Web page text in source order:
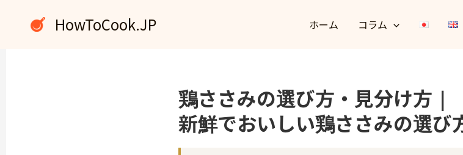
HowToCook.JP ホーム コラム
鶏ささみの選び方・見分け方｜
新鮮でおいしい鶏ささみの選び